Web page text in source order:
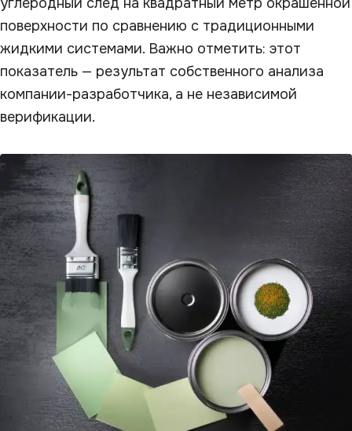
поверхности по сравнению с традиционными
жидкими системами. Важно отметить: этот
показатель — результат собственного анализа
компании-разработчика, а не независимой
верификации.